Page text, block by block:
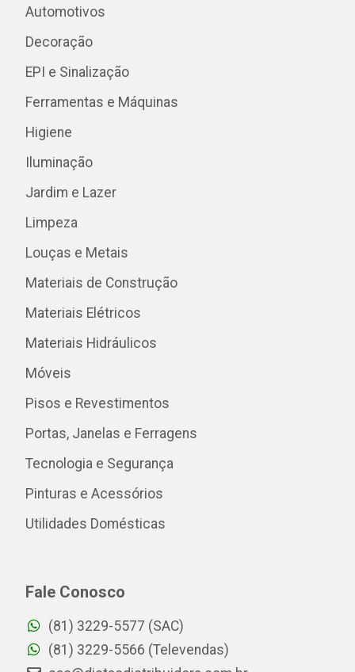
Automotivos
Decoração
EPI e Sinalização
Ferramentas e Máquinas
Higiene
Iluminação
Jardim e Lazer
Limpeza
Louças e Metais
Materiais de Construção
Materiais Elétricos
Materiais Hidráulicos
Móveis
Pisos e Revestimentos
Portas, Janelas e Ferragens
Tecnologia e Segurança
Pinturas e Acessórios
Utilidades Domésticas
Fale Conosco
(81) 3229-5577 (SAC)
(81) 3229-5566 (Televendas)